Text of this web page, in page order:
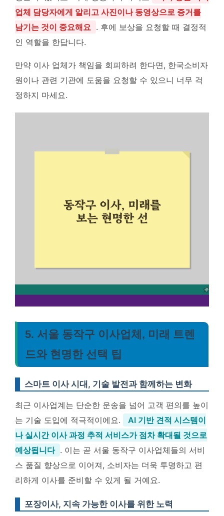
업체 담당자에게 알리고 사진이나 동영상으로 증거를
남기는 것이 중요해요 . 후에 보상을 요청할 때 결정적
인 역할을 한답니다.
만약 이사 업체가 책임을 회피하려 한다면, 한국소비자
원이나 관련 기관에 도움을 요청할 수 있으니 너무 걱
정하지 마세요.
5. 서울 동작구 이사업체, 미래 트렌
드와 현명한 선택 팁
스마트 이사 시대, 기술 발전과 함께하는 변화
최근 이사업계는 단순한 운송을 넘어 고객 편의를 높이
는 기술 도입에 적극적이에요.
AI 기반 견적 시스템이
나 실시간 이사 과정 추적 서비스가 점차 확대될 것으로
예상됩니다 . 이는 곧 서울 동작구 이사업체들의 서비
스 품질 향상으로 이어져, 소비자는 더욱 투명하고 편
리하게 이사를 준비할 수 있게 될 거예요.
포장이사, 지속 가능한 이사를 위한 노력